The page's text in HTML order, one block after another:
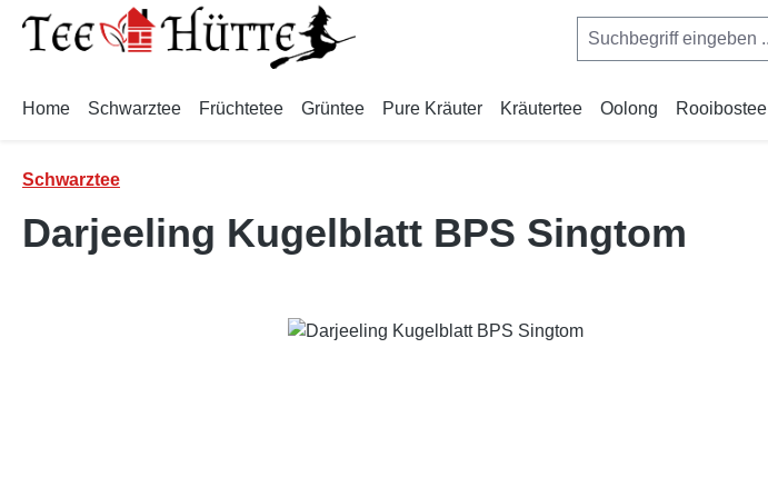
Hauptinhalt springen
Zur Suche springen
Zur Hauptnavigation springen
Home Schwarztee Früchtetee Grüntee Pure Kräuter Kräutertee Oolong Rooibostee
Schwarztee
Darjeeling Kugelblatt BPS Singtom